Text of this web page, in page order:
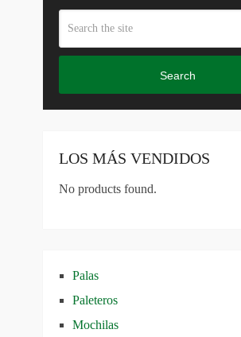
Search
LOS MÁS VENDIDOS
No products found.
Palas
Paleteros
Mochilas